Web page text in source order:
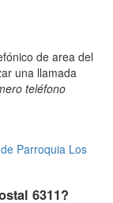
de area del
una llamada
teléfono
Parroquia Los
6311?